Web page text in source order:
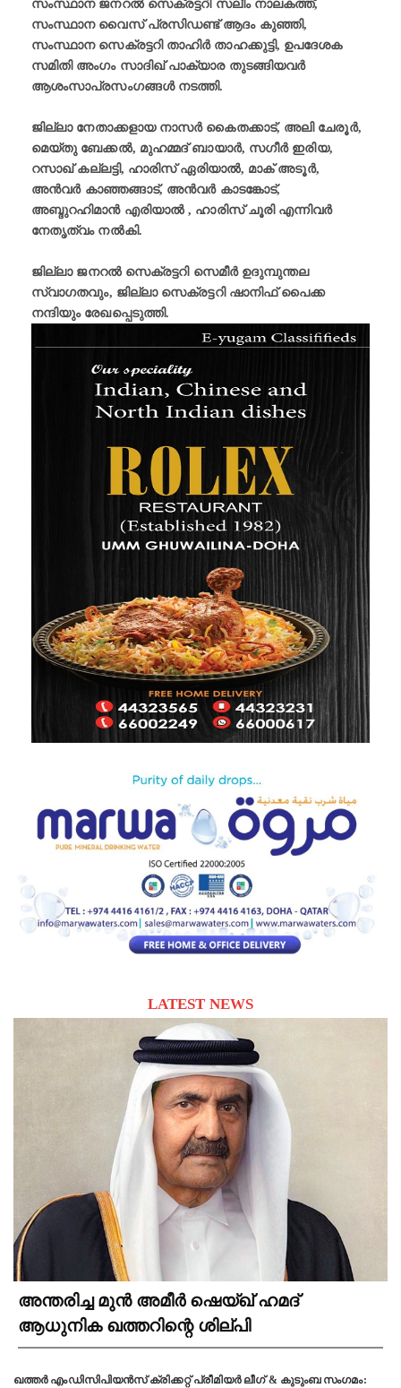
സംസ്ഥാന ജനറൽ സെക്രട്ടറി സലീം നാലകത്ത്,
സംസ്ഥാന വൈസ് പ്രസിഡണ്ട് ആദം കുഞ്ഞി,
സംസ്ഥാന സെക്രട്ടറി താഹിർ താഹക്കുട്ടി, ഉപദേശക
സമിതി അംഗം സാദിഖ് പാക്യാര തുടങ്ങിയവർ
ആശംസാപ്രസംഗങ്ങൾ നടത്തി.
ജില്ലാ നേതാക്കളായ നാസർ കൈതക്കാട്, അലി ചേരൂർ,
മെയ്തു ബേക്കൽ, മുഹമ്മദ് ബായാർ, സഗീർ ഇരിയ,
റസാഖ് കല്ലട്ടി, ഹാരിസ് ഏരിയാൽ, മാക് അടൂർ,
അൻവർ കാഞ്ഞങ്ങാട്, അൻവർ കാടങ്കോട്,
അബ്ദുറഹിമാൻ എരിയാൽ , ഹാരിസ് ചൂരി എന്നിവർ
നേതൃത്വം നൽകി.
ജില്ലാ ജനറൽ സെക്രട്ടറി സെമീർ ഉദുമ്പുന്തല
സ്വാഗതവും, ജില്ലാ സെക്രട്ടറി ഷാനിഫ് പൈക്ക
നന്ദിയും രേഖപ്പെടുത്തി.
LATEST NEWS
അന്തരിച്ച മുൻ അമീർ ഷെയ്ഖ് ഹമദ്
ആധുനിക ഖത്തറിന്റെ ശില്പി
ഖത്തർ എംഡിസിപിയൻസ് ക്രിക്കറ്റ് പ്രീമിയർ ലീഗ് & കുടുംബ സംഗമം: